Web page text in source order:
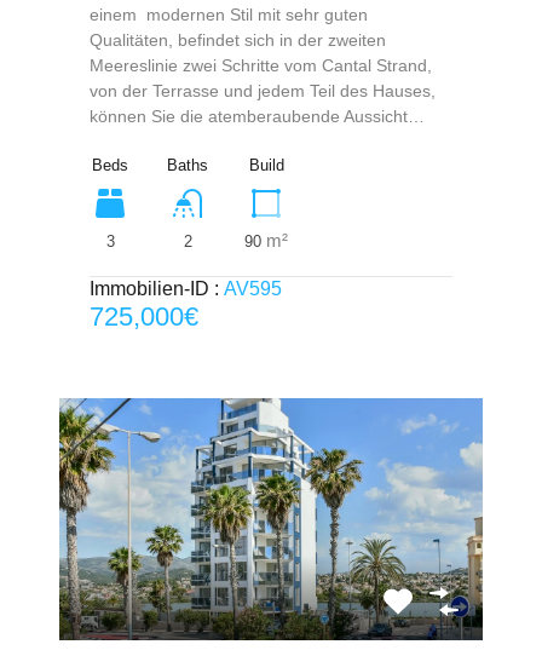
einem modernen Stil mit sehr guten
Qualitäten, befindet sich in der zweiten
Meereslinie zwei Schritte vom Cantal Strand,
von der Terrasse und jedem Teil des Hauses,
können Sie die atemberaubende Aussicht…
Beds
3
Baths
2
Build
90 m²
Immobilien-ID : AV595
725,000€